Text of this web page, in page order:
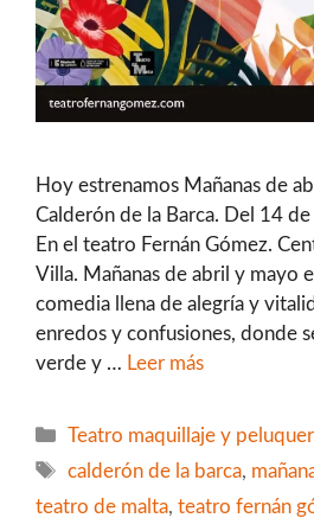
Hoy estrenamos Mañanas de
Calderón de la Barca. Del 14
En el teatro Fernán Gómez.
Villa. Mañanas de abril y mayo
comedia llena de alegría y
enredos y confusiones, donde
verde y … Leer más
Categorías
Teatro maquillaje y
Etiquetas
calderón de la barca,
teatro de malta, teatro fernán